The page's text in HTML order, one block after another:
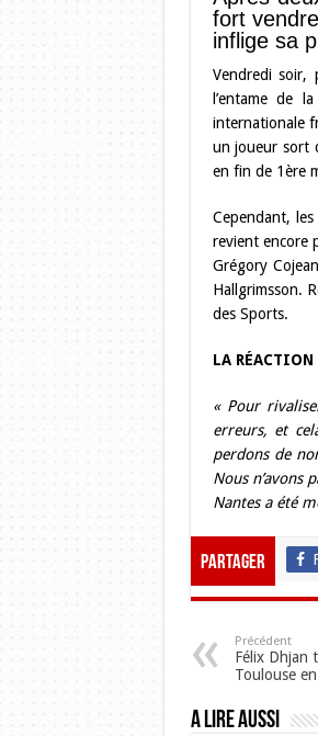
fort
inflige sa
Vendredi soir,
l’entame de
internationale
un joueur sort
en fin de 1ère
Cependant,
revient encore
Grégory
Hallgrimsson.
des Sports.
LA
« Pour
erreurs, et
perdons de
Nous n’avons
Nantes a été
Partager
Précédent
Félix Dhjan
Toulouse
A lire aussi